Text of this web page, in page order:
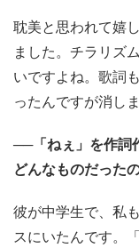
耽美と思われて嬉
ました。チラリズ
いですよね。歌詞
ったんですが消しま
──「ねぇ」を作詞
どんなものだった
彼が中学生で、私
スにいたんです。